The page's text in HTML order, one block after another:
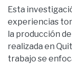
Esta
experiencias
la producción
realizada en
trabajo se